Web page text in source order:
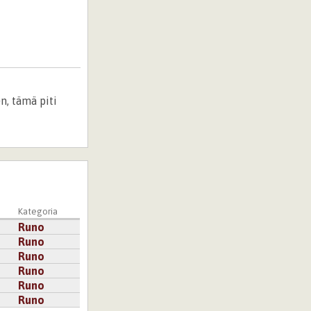
tämä piti
Kategoria
Runo
Runo
Runo
Runo
Runo
Runo